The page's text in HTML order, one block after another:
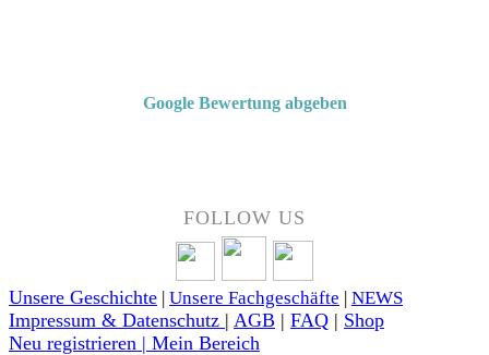
Google Bewertung abgeben
FOLLOW US
Unsere Geschichte | Unsere Fachgeschäfte | NEWS
Impressum & Datenschutz | AGB | FAQ | Shop
Neu registrieren | Mein Bereich